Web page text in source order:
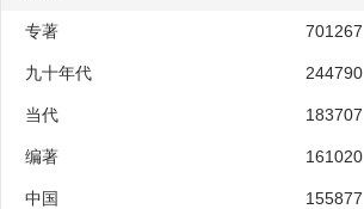
专著 701267
九十年代 244790
当代 183707
编著 161020
中国 155877